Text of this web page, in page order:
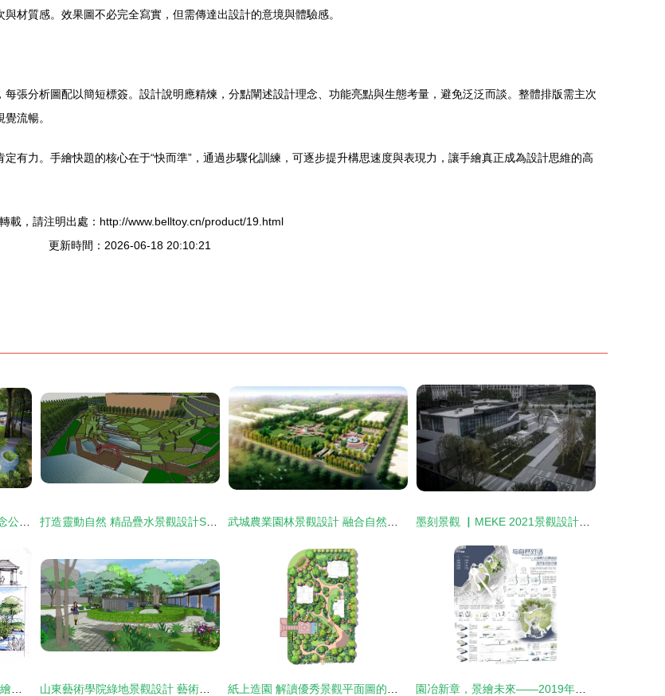
材質感。效果圖不必完全寫實，但需傳達出設計的意境與體驗感。
張分析圖配以簡短標簽。設計說明應精煉，分點闡述設計理念、功能亮點與生態考量，避免泛泛而談。整體排版需主次
流暢。
有力。手繪快題的核心在于“快而準”，通過步驟化訓練，可逐步提升構思速度與表現力，讓手繪真正成為設計思維的高
載，請注明出處：http://www.belltoy.cn/product/19.html
更新時間：2026-06-18 20:10:21